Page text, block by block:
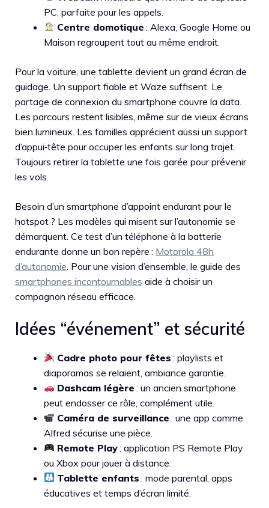
PC, parfaite pour les appels.
Centre domotique : Alexa, Google Home ou
Maison regroupent tout au même endroit.
Pour la voiture, une tablette devient un grand écran de
guidage. Un support fiable et Waze suffisent. Le
partage de connexion du smartphone couvre la data.
Les parcours restent lisibles, même sur de vieux écrans
bien lumineux. Les familles apprécient aussi un support
d’appui‑tête pour occuper les enfants sur long trajet.
Toujours retirer la tablette une fois garée pour prévenir
les vols.
Besoin d’un smartphone d’appoint endurant pour le
hotspot ? Les modèles qui misent sur l’autonomie se
démarquent. Ce test d’un téléphone à la batterie
endurante donne un bon repère : Motorola 48h
d’autonomie . Pour une vision d’ensemble, le guide des
smartphones incontournables aide à choisir un
compagnon réseau efficace.
Idées “événement” et sécurité
Cadre photo pour fêtes : playlists et
diaporamas se relaient, ambiance garantie.
Dashcam légère : un ancien smartphone
peut endosser ce rôle, complément utile.
Caméra de surveillance : une app comme
Alfred sécurise une pièce.
Remote Play: application PS Remote Play
ou Xbox pour jouer à distance.
Tablette enfants : mode parental, apps
éducatives et temps d’écran limité.